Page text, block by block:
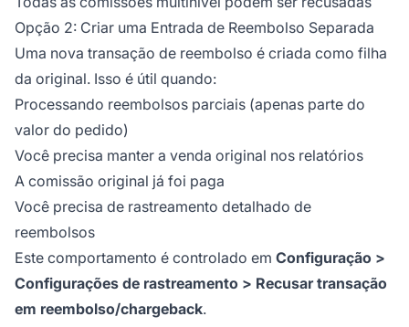
Opção 2: Criar uma Entrada de Reembolso Separada
Uma nova transação de reembolso é criada como filha
da original. Isso é útil quando:
Processando reembolsos parciais (apenas parte do
valor do pedido)
Você precisa manter a venda original nos relatórios
A comissão original já foi paga
Você precisa de rastreamento detalhado de
reembolsos
Este comportamento é controlado em Configuração >
Configurações de rastreamento > Recusar transação
em reembolso/chargeback.